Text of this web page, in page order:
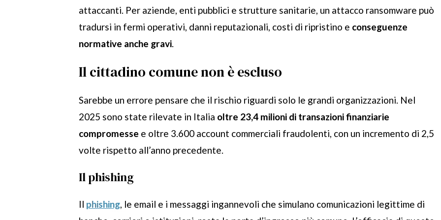
attaccanti. Per aziende, enti pubblici e strutture sanitarie, un attacco ransomware può
tradursi in fermi operativi, danni reputazionali, costi di ripristino e conseguenze
normative anche gravi.
Il cittadino comune non è escluso
Sarebbe un errore pensare che il rischio riguardi solo le grandi organizzazioni. Nel
2025 sono state rilevate in Italia oltre 23,4 milioni di transazioni finanziarie
compromesse e oltre 3.600 account commerciali fraudolenti, con un incremento di 2,5
volte rispetto all’anno precedente.
Il phishing
Il phishing, le email e i messaggi ingannevoli che simulano comunicazioni legittime di